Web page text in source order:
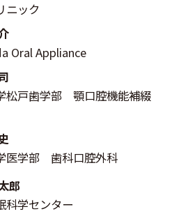
ニック
Oral Appliance
松戸歯学部 顎口腔機能補綴
医学部 歯科口腔外科
郎
科学センター